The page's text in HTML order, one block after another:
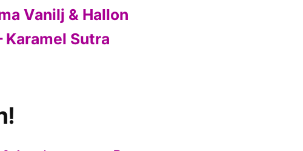
Vanilj & Hallon
Karamel Sutra